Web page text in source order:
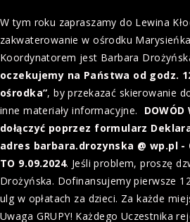
W tym roku zapraszamy do Lewina
zakwaterowanie w ośrodku
Koordynatorem jest Barbara
oczekujemy na Państwa od godz.
ośrodka”, by przekazać skierowanie
inne materiały informacyjne.
dołączyć poprzez formularz
adres barbara.drozynska @ wp.pl -
TO 9.09.2024. Jeśli problem, proszę
Drożyńska. Dofinansujemy pierwsze
ulg w opłatach za dzieci. Za każde
Uwaga GRUPY! Każdego Uczestnika